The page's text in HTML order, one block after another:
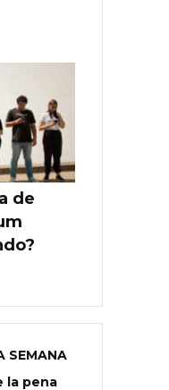
de
SEMANA
la pena